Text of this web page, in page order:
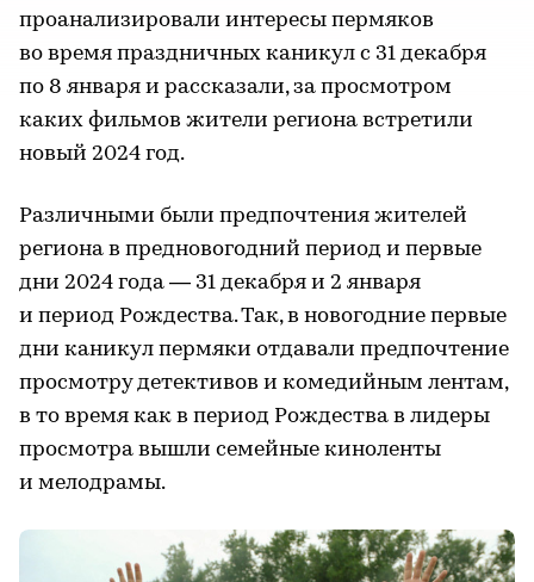
проанализировали интересы пермяков
во время праздничных каникул с 31 декабря
по 8 января и рассказали, за просмотром
каких фильмов жители региона встретили
новый 2024 год.
Различными были предпочтения жителей
региона в предновогодний период и первые
дни 2024 года — 31 декабря и 2 января
и период Рождества. Так, в новогодние первые
дни каникул пермяки отдавали предпочтение
просмотру детективов и комедийным лентам,
в то время как в период Рождества в лидеры
просмотра вышли семейные киноленты
и мелодрамы.